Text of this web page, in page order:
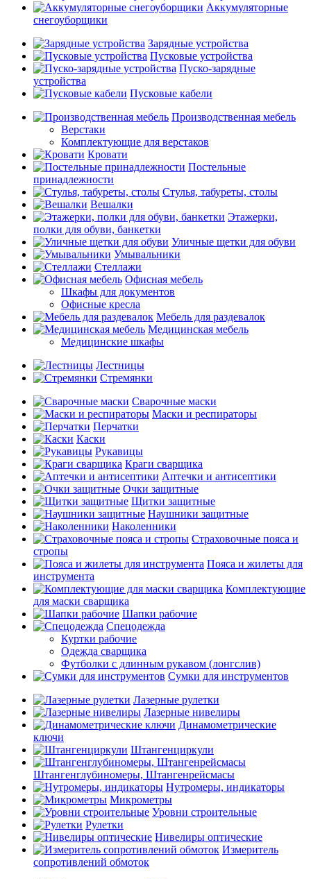
Аккумуляторные
снегоуборщики
Зарядные устройства
Пусковые устройства
Пуско-зарядные
устройства
Пусковые кабели
Производственная мебель
Верстаки
Комплектующие для верстаков
Кровати
Постельные
принадлежности
Стулья, табуреты, столы
Вешалки
Этажерки,
полки для обуви, банкетки
Уличные щетки для обуви
Умывальники
Стеллажи
Офисная мебель
Шкафы для документов
Офисные кресла
Мебель для раздевалок
Медицинская мебель
Медицинские шкафы
Лестницы
Стремянки
Сварочные маски
Маски и респираторы
Перчатки
Каски
Рукавицы
Краги сварщика
Аптечки и антисептики
Очки защитные
Щитки защитные
Наушники защитные
Наколенники
Страховочные пояса и
стропы
Пояса и жилеты для
инструмента
Комплектующие
для маски сварщика
Шапки рабочие
Спецодежда
Куртки рабочие
Одежда сварщика
Футболки с длинным рукавом (лонгслив)
Сумки для инструментов
Лазерные рулетки
Лазерные нивелиры
Динамометрические
ключи
Штангенциркули
Штангенглубиномеры, Штангенрейсмасы
Нутромеры, индикаторы
Микрометры
Уровни строительные
Рулетки
Нивелиры оптические
Измеритель
сопротивлений обмоток